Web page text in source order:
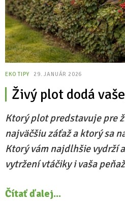
EKO TIPY 29. JANUÁR 2026
Živý plot dodá
Ktorý plot predstavuje pre
najväčšiu záťaž a ktorý sa
Ktorý vám najdlhšie vydrží
vytržení vtáčiky i vaša
Čítať ďalej...